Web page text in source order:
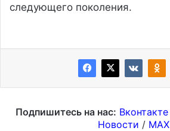
следующего поколения.
Подпишитесь на нас: Вконтакте
Новости / MAX